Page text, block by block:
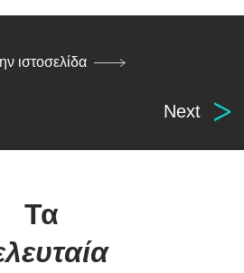
ιστοσελίδα
Next
Τα